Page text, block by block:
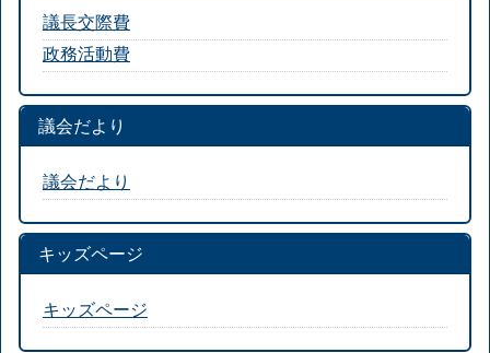
議長交際費
政務活動費
議会だより
議会だより
キッズページ
キッズページ